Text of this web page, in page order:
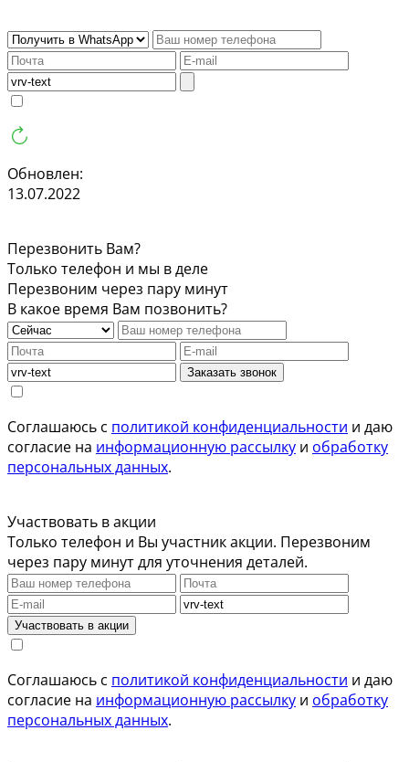
Обновлен:
13.07.2022
Перезвонить Вам?
Только телефон и мы в деле
Перезвоним через пару минут
В какое время Вам позвонить?
Заказать звонок
Соглашаюсь с политикой конфиденциальности и даю
согласие на информационную рассылку и обработку
персональных данных.
Участвовать в акции
Только телефон и Вы участник акции. Перезвоним
через пару минут для уточнения деталей.
Участвовать в акции
Соглашаюсь с политикой конфиденциальности и даю
согласие на информационную рассылку и обработку
персональных данных.